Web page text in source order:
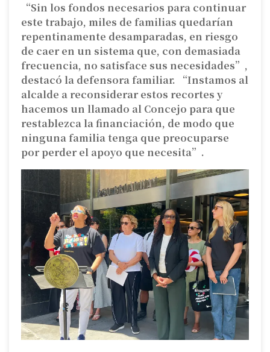
“Sin los fondos necesarios para continuar
este trabajo, miles de familias quedarían
repentinamente desamparadas, en riesgo
de caer en un sistema que, con demasiada
frecuencia, no satisface sus necesidades”,
destacó la defensora familiar. “Instamos al
alcalde a reconsiderar estos recortes y
hacemos un llamado al Concejo para que
restablezca la financiación, de modo que
ninguna familia tenga que preocuparse
por perder el apoyo que necesita”.